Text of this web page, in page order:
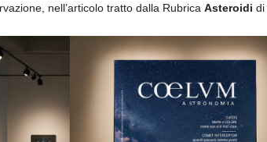
nell’articolo tratto dalla Rubrica Asteroidi di